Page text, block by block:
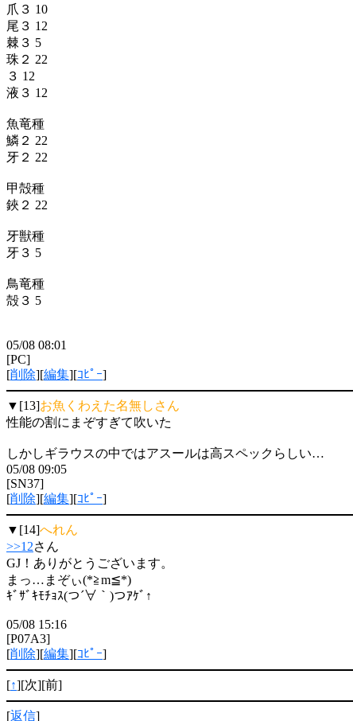
爪３ 10
尾３ 12
棘３ 5
珠２ 22
３ 12
液３ 12
魚竜種
鱗２ 22
牙２ 22
甲殻種
鋏２ 22
牙獣種
牙３ 5
鳥竜種
殻３ 5
05/08 08:01
[PC]
[削除][編集][ｺﾋﾟｰ]
▼[13]お魚くわえた名無しさん
性能の割にまぞすぎて吹いた
しかしギラウスの中ではアスールは高スペックらしい…
05/08 09:05
[SN37]
[削除][編集][ｺﾋﾟｰ]
▼[14]へれん
>>12さん
GJ！ありがとうございます。
まっ…まぞぃ(*≧m≦*)
ｷﾞｻﾞｷﾓﾁｮｽ(つ´∀｀)つｱｹﾞ↑
05/08 15:16
[P07A3]
[削除][編集][ｺﾋﾟｰ]
[↑][次][前]
[返信]